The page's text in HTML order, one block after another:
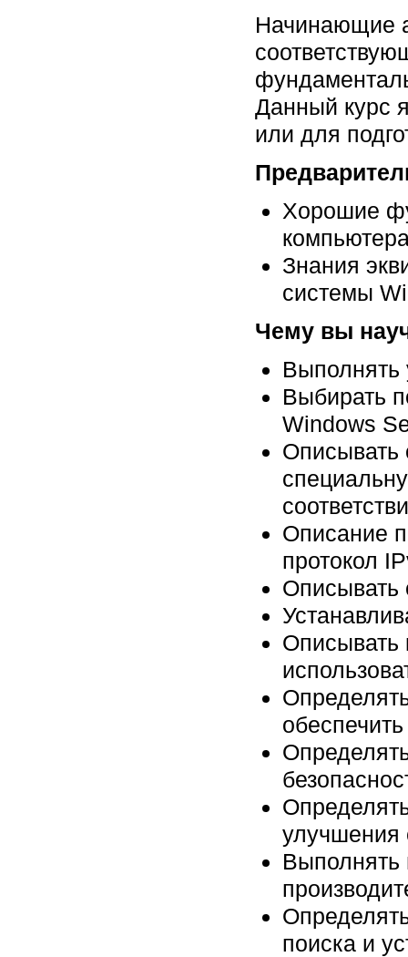
Начинающие
Данный курс
или для
Хорошие
Знания
системы
Чему вы
Выполнять
Выбирать
Windows
Описывать
Описание
протокол
Описывать
Описывать
улучшения
Выполнять
поиска и